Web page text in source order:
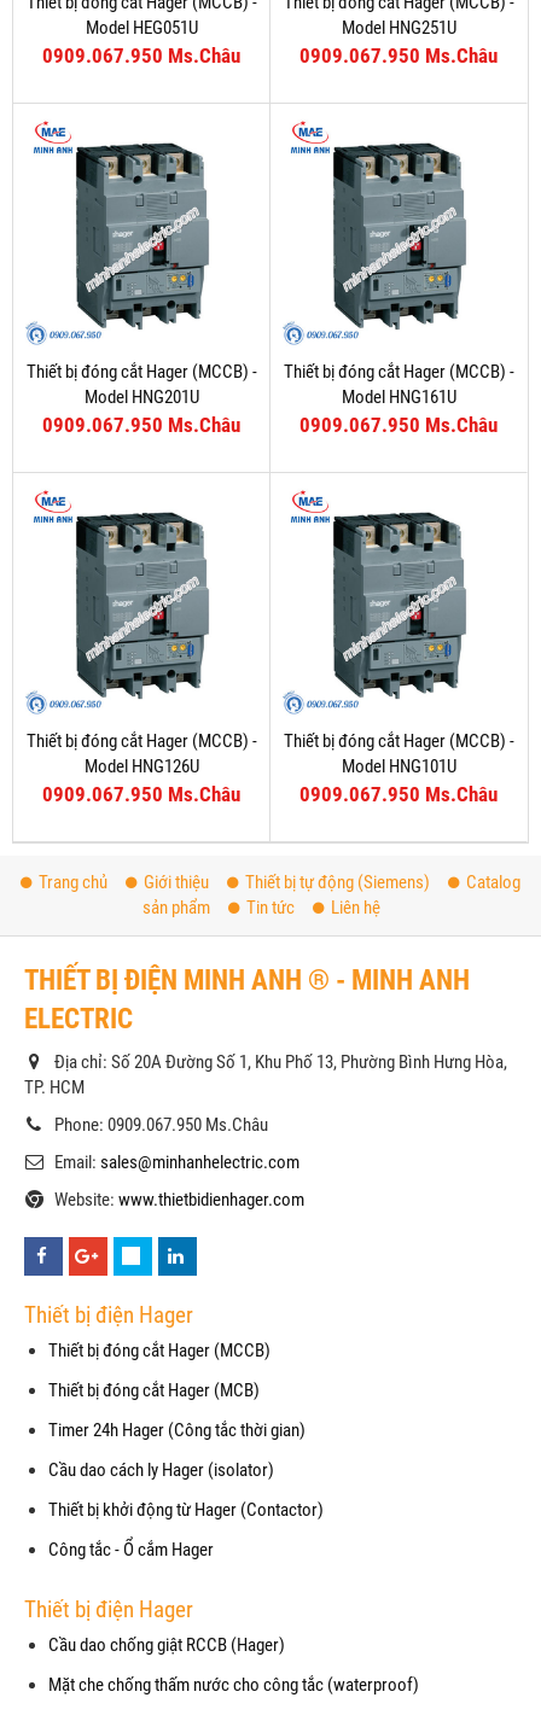
Model HEG051U
0909.067.950 Ms.Châu
Model HNG251U
0909.067.950 Ms.Châu
Thiết bị đóng cắt Hager (MCCB) -
Model HNG201U
0909.067.950 Ms.Châu
Thiết bị đóng cắt Hager (MCCB) -
Model HNG161U
0909.067.950 Ms.Châu
Thiết bị đóng cắt Hager (MCCB) -
Model HNG126U
0909.067.950 Ms.Châu
Thiết bị đóng cắt Hager (MCCB) -
Model HNG101U
0909.067.950 Ms.Châu
Trang chủ Giới thiệu Thiết bị tự động (Siemens)
Catalog
sản phẩm
Tin tức Liên hệ
THIẾT BỊ ĐIỆN MINH ANH ® - MINH ANH
ELECTRIC
Địa chỉ: Số 20A Đường Số 1, Khu Phố 13, Phường Bình Hưng Hòa,
TP. HCM
Phone: 0909.067.950 Ms.Châu
Email: sales@minhanhelectric.com
Website: www.thietbidienhager.com
Thiết bị điện Hager
Thiết bị đóng cắt Hager (MCCB)
Thiết bị đóng cắt Hager (MCB)
Timer 24h Hager (Công tắc thời gian)
Cầu dao cách ly Hager (isolator)
Thiết bị khởi động từ Hager (Contactor)
Công tắc - Ổ cắm Hager
Thiết bị điện Hager
Cầu dao chống giật RCCB (Hager)
Mặt che chống thấm nước cho công tắc (waterproof)